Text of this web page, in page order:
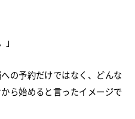
の予約だけではなく、どんな
ら始めると言ったイメージで